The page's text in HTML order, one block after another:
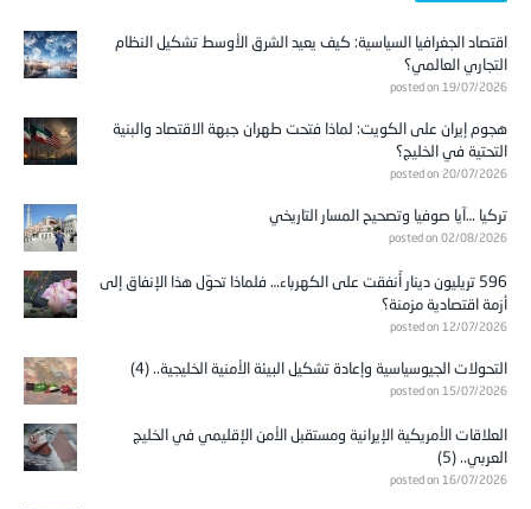
اقتصاد الجغرافيا السياسية: كيف يعيد الشرق الأوسط تشكيل النظام
التجاري العالمي؟
posted on 19/07/2026
هجوم إيران على الكويت: لماذا فتحت طهران جبهة الاقتصاد والبنية
التحتية في الخليج؟
posted on 20/07/2026
تركيا …آيا صوفيا وتصحيح المسار التاريخي
posted on 02/08/2026
596 تريليون دينار أُنفقت على الكهرباء… فلماذا تحوّل هذا الإنفاق إلى
أزمة اقتصادية مزمنة؟
posted on 12/07/2026
التحولات الجيوسياسية وإعادة تشكيل البيئة الأمنية الخليجية.. (4)
posted on 15/07/2026
العلاقات الأمريكية الإيرانية ومستقبل الأمن الإقليمي في الخليج
العربي.. (5)
posted on 16/07/2026